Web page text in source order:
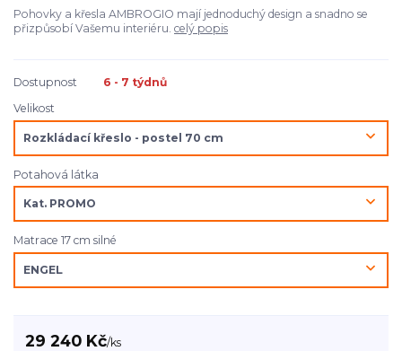
Pohovky a křesla AMBROGIO mají jednoduchý design a snadno se
přizpůsobí Vašemu interiéru. celý popis
Dostupnost
6 - 7 týdnů
Velikost
Potahová látka
Matrace 17 cm silné
29 240 Kč/ks